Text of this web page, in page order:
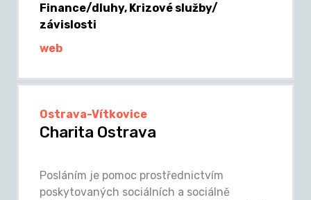
Finance/dluhy, Krizové služby/
závislosti
web
Ostrava-Vítkovice
Charita Ostrava
Posláním je pomoc prostřednictvím
poskytovaných sociálních a sociálně